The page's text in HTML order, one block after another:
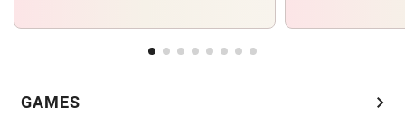
GAMES chevron_right